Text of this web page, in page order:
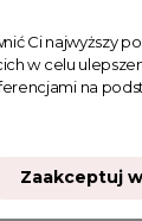
Ci najwyższy
w celu
na
Zaakceptuj